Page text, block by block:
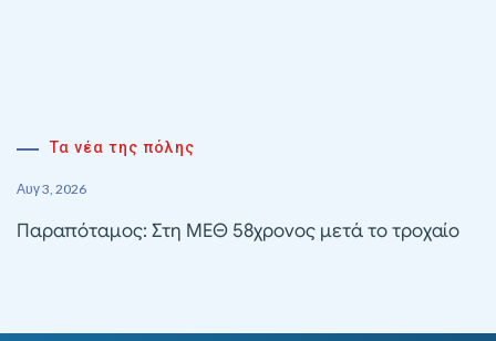
Τα νέα της πόλης
Αυγ 3, 2026
Παραπόταμος: Στη ΜΕΘ 58χρονος μετά το τροχαίο